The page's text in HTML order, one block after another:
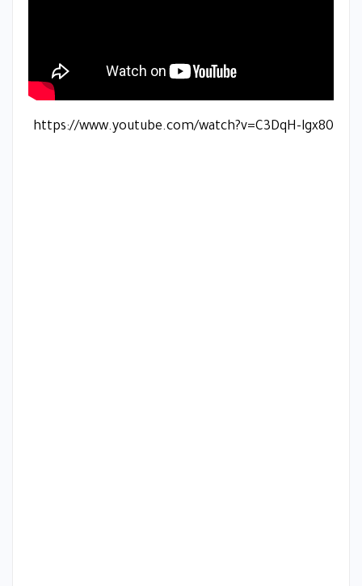
https://www.youtube.com/watch?v=C3DqH-lgx80